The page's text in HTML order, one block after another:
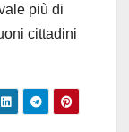
più di
cittadini